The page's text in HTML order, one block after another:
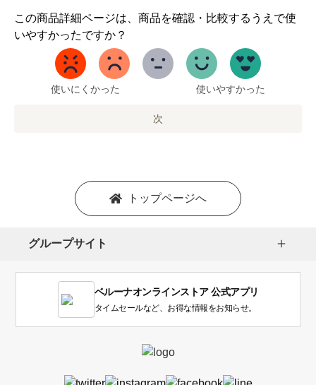
この商品詳細ページは、商品を確認・比較するうえで使
いやすかったですか？
1
か
い
使いにくかった 使いやすかった
次
トップページへ
グループサイト
ベルーナオンラインストア 公式アプリ
タイムセールなど、お得な情報をお知らせ。